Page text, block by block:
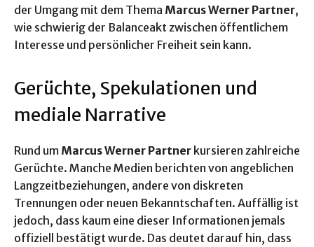
der Umgang mit dem Thema Marcus Werner Partner,
wie schwierig der Balanceakt zwischen öffentlichem
Interesse und persönlicher Freiheit sein kann.
Gerüchte, Spekulationen und
mediale Narrative
Rund um Marcus Werner Partner kursieren zahlreiche
Gerüchte. Manche Medien berichten von angeblichen
Langzeitbeziehungen, andere von diskreten
Trennungen oder neuen Bekanntschaften. Auffällig ist
jedoch, dass kaum eine dieser Informationen jemals
offiziell bestätigt wurde. Das deutet darauf hin, dass